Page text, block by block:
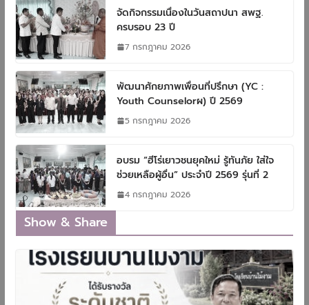
จัดกิจกรรมเนื่องในวันสถาปนา สพฐ.
ครบรอบ 23 ปี
7 กรกฎาคม 2026
พัฒนาศักยภาพเพื่อนที่ปรึกษา (YC :
Youth Counselorผ) ปี 2569
5 กรกฎาคม 2026
อบรม “ฮีโร่เยาวชนยุคใหม่ รู้ทันภัย ใส่ใจ
ช่วยเหลือผู้อื่น” ประจำปี 2569 รุ่นที่ 2
4 กรกฎาคม 2026
Show & Share